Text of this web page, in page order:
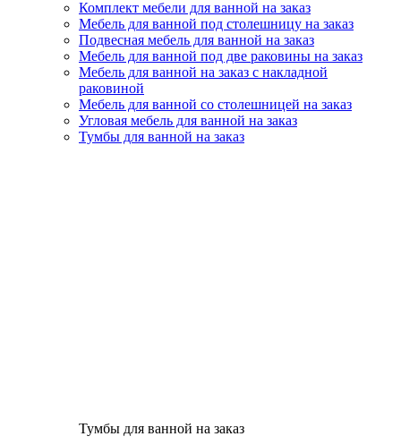
Комплект мебели для ванной на заказ
Мебель для ванной под столешницу на заказ
Подвесная мебель для ванной на заказ
Мебель для ванной под две раковины на заказ
Мебель для ванной на заказ с накладной
раковиной
Мебель для ванной со столешницей на заказ
Угловая мебель для ванной на заказ
Тумбы для ванной на заказ
Тумбы для ванной на заказ